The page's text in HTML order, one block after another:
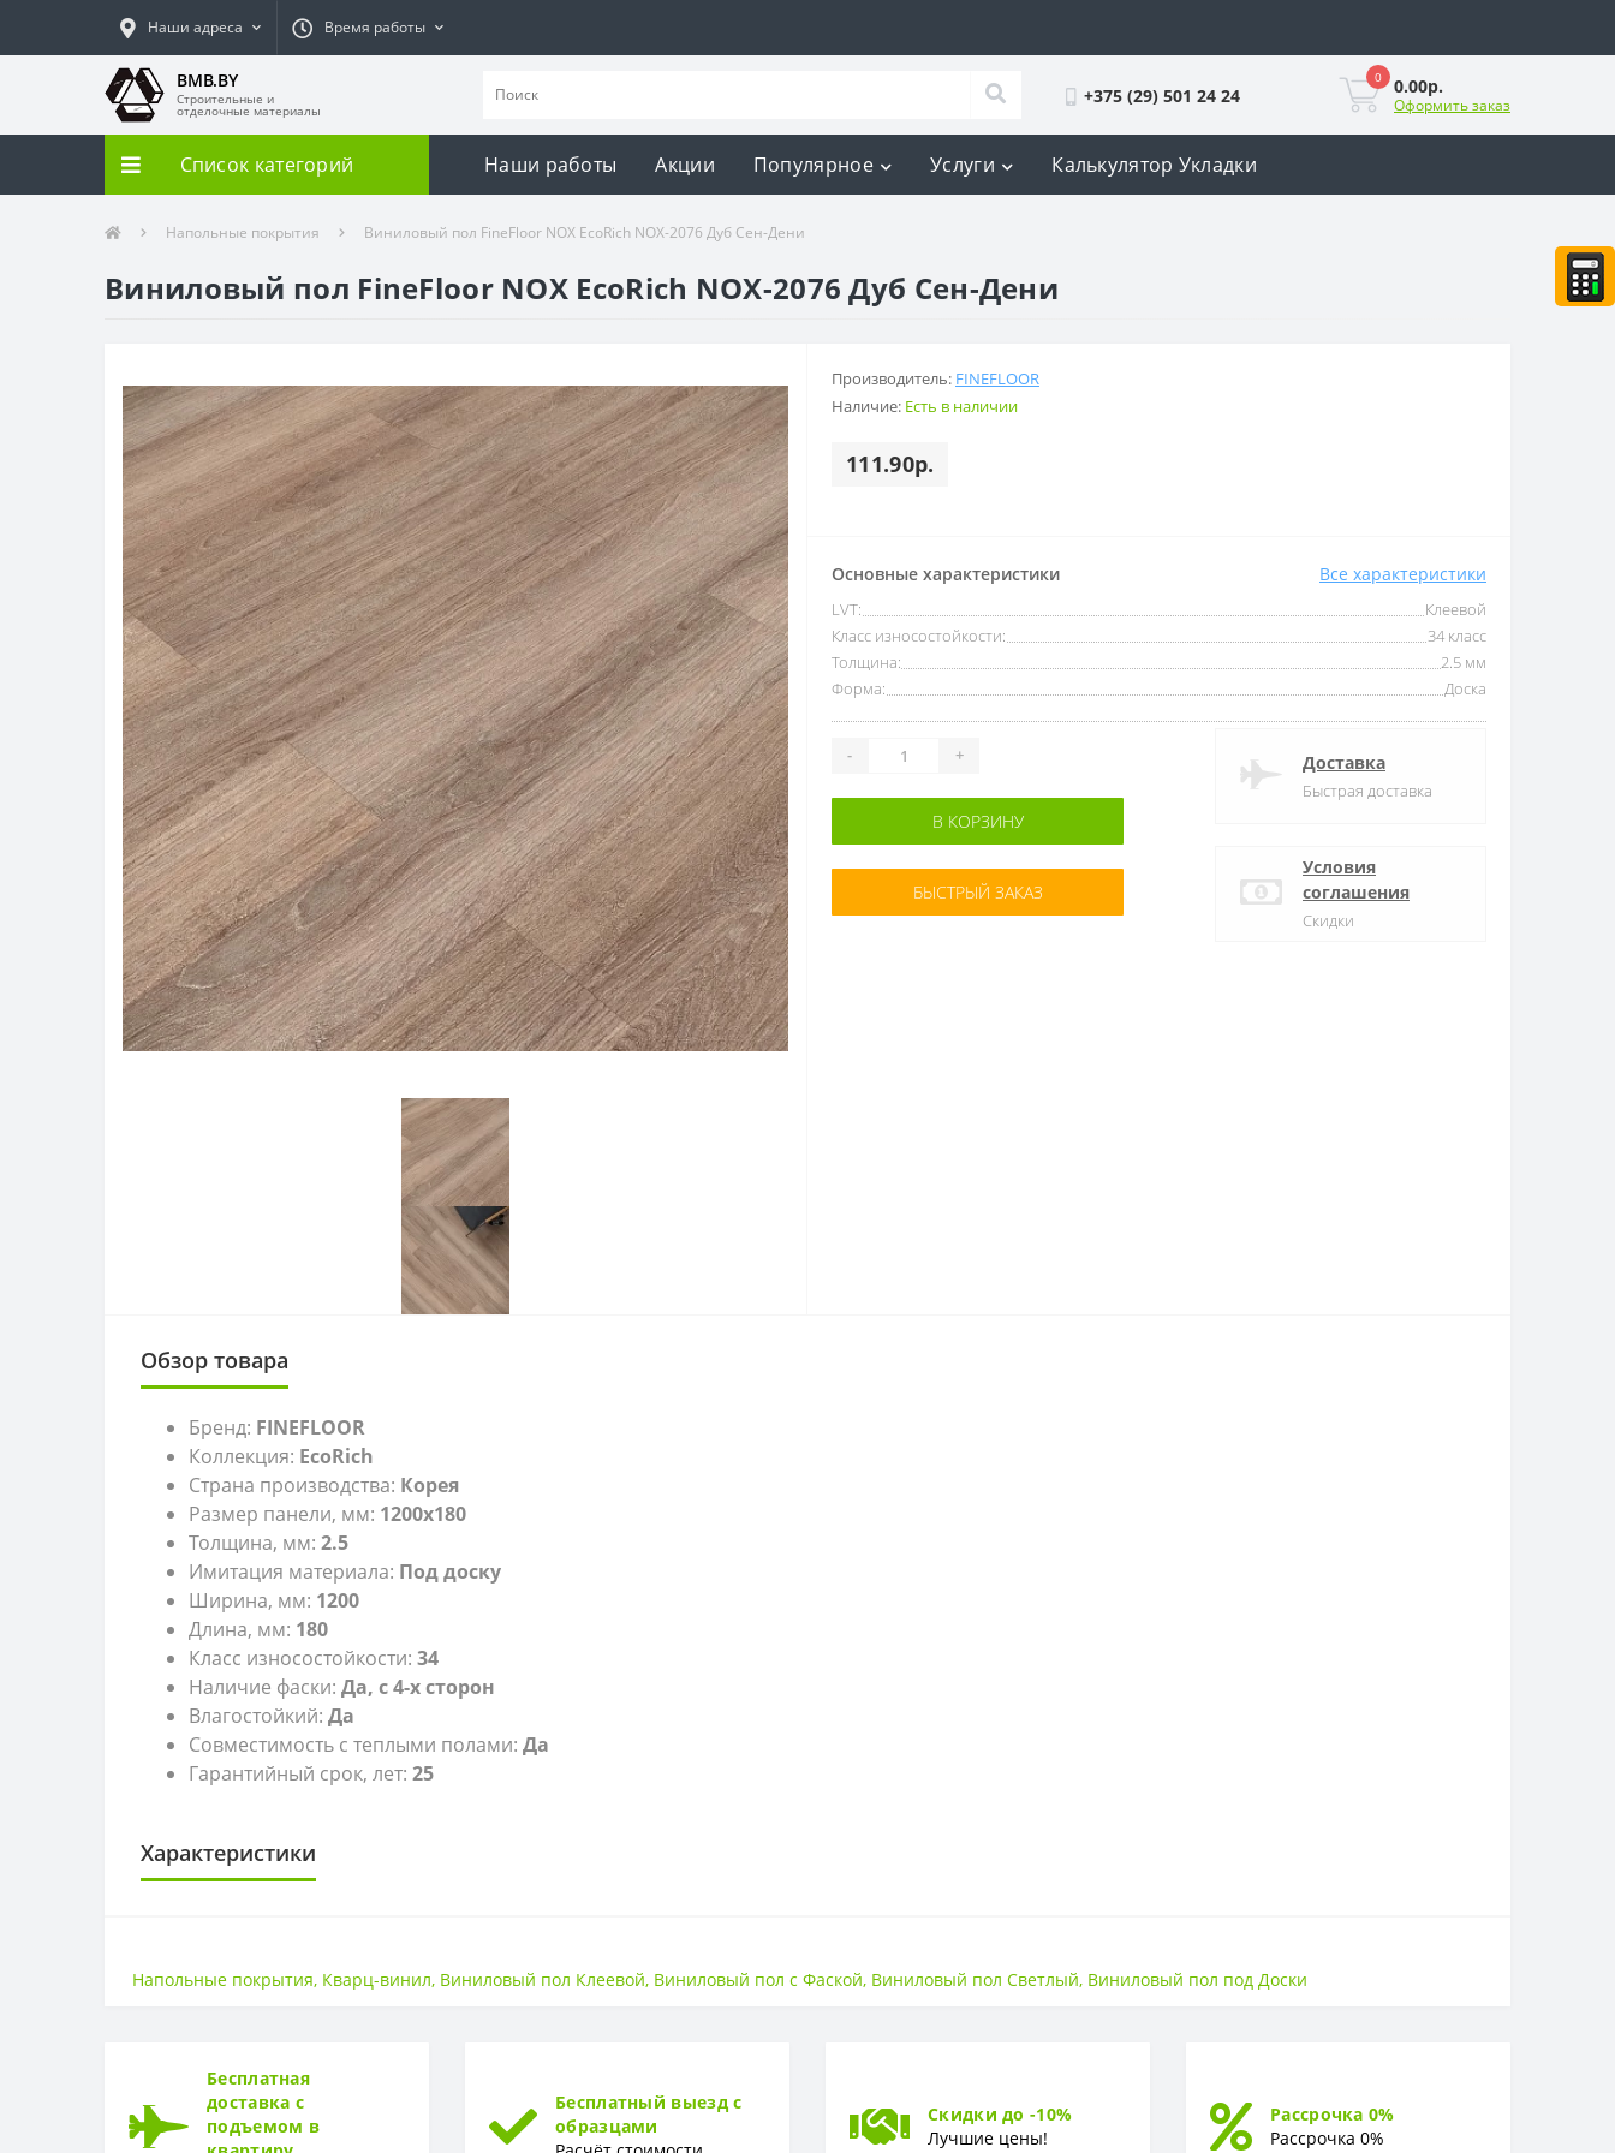
Наши адреса Время работы
BMB.BY
Строительные и
отделочные материалы
+375 (29) 501 24 24
0 0.00р.
Оформить заказ
Список категорий Наши работы Акции Популярное Услуги Калькулятор Укладки
Напольные покрытия Виниловый пол FineFloor NOX EcoRich NOX-2076 Дуб Сен-Дени
Виниловый пол FineFloor NOX EcoRich NOX-2076 Дуб Сен-Дени
Производитель: FINEFLOOR
Наличие: Есть в наличии
111.90р.
Основные характеристики Все характеристики
LVT:
Клеевой
Класс износостойкости:
34 класс
Толщина:
2.5 мм
Форма:
Доска
- +
В КОРЗИНУ
БЫСТРЫЙ ЗАКАЗ
Доставка
Быстрая доставка
Условия
соглашения
Скидки
Обзор товара
Бренд: FINEFLOOR
Коллекция: EcoRich
Страна производства: Корея
Размер панели, мм: 1200x180
Толщина, мм: 2.5
Имитация материала: Под доску
Ширина, мм: 1200
Длина, мм: 180
Класс износостойкости: 34
Наличие фаски: Да, с 4-х сторон
Влагостойкий: Да
Совместимость с теплыми полами: Да
Гарантийный срок, лет: 25
Характеристики
ТОЛЩИНА
Толщина 2.5 мм
Напольные покрытия, Кварц-винил, Виниловый пол Клеевой, Виниловый пол с Фаской, Виниловый пол Светлый, Виниловый пол под Доски
Бесплатная
доставка с
подъемом в
Бесплатный выезд с
образцами
Скидки до -10%
Лучшие цены!
Рассрочка 0%
Рассрочка 0%